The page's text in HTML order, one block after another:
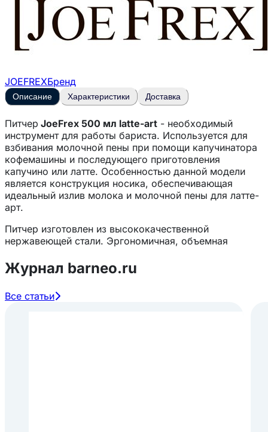
JOEFREXБренд
Описание Характеристики Доставка
Питчер JoeFrex 500 мл latte-art - необходимый
инструмент для работы бариста. Используется для
взбивания молочной пены при помощи капучинатора
кофемашины и последующего приготовления
капучино или латте. Особенностью данной модели
является конструкция носика, обеспечивающая
идеальный излив молока и молочной пены для латте-
арт.
Питчер изготовлен из высококачественной
нержавеющей стали. Эргономичная, объемная
обеспечивает равномерный и медленный излив
молочной пенки.
Особенности:
Журнал barneo.ru
Все статьи